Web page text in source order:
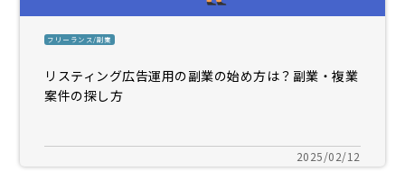
フリーランス/副業
リスティング広告運用の副業の始め方は？副業・複業
案件の探し方
2025/02/12